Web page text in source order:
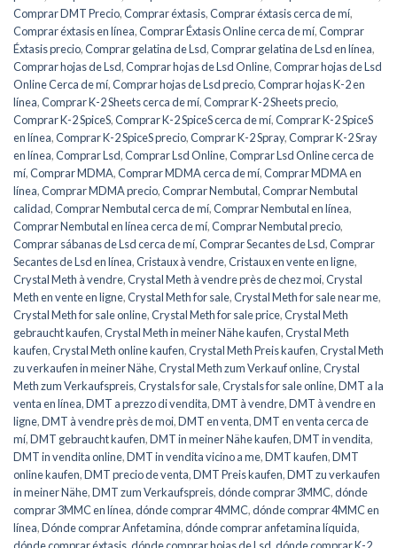
Comprar DMT Precio,Comprar éxtasis,Comprar éxtasis cerca de mí,
Comprar éxtasis en línea,Comprar Éxtasis Online cerca de mí,Comprar
Éxtasis precio,Comprar gelatina de Lsd,Comprar gelatina de Lsd en línea,
Comprar hojas de Lsd,Comprar hojas de Lsd Online,Comprar hojas de Lsd
Online Cerca de mí,Comprar hojas de Lsd precio,Comprar hojas K-2 en
línea,Comprar K-2 Sheets cerca de mí,Comprar K-2 Sheets precio,
Comprar K-2 SpiceS,Comprar K-2 SpiceS cerca de mí,Comprar K-2 SpiceS
en línea,Comprar K-2 SpiceS precio,Comprar K-2 Spray,Comprar K-2 Sray
en línea,Comprar Lsd,Comprar Lsd Online,Comprar Lsd Online cerca de
mí,Comprar MDMA,Comprar MDMA cerca de mí,Comprar MDMA en
línea,Comprar MDMA precio,Comprar Nembutal,Comprar Nembutal
calidad,Comprar Nembutal cerca de mí,Comprar Nembutal en línea,
Comprar Nembutal en línea cerca de mí,Comprar Nembutal precio,
Comprar sábanas de Lsd cerca de mí,Comprar Secantes de Lsd,Comprar
Secantes de Lsd en línea,Cristaux à vendre,Cristaux en vente en ligne,
Crystal Meth à vendre,Crystal Meth à vendre près de chez moi,Crystal
Meth en vente en ligne,Crystal Meth for sale,Crystal Meth for sale near me,
Crystal Meth for sale online,Crystal Meth for sale price,Crystal Meth
gebraucht kaufen,Crystal Meth in meiner Nähe kaufen,Crystal Meth
kaufen,Crystal Meth online kaufen,Crystal Meth Preis kaufen,Crystal Meth
zu verkaufen in meiner Nähe,Crystal Meth zum Verkauf online,Crystal
Meth zum Verkaufspreis,Crystals for sale,Crystals for sale online,DMT a la
venta en línea,DMT a prezzo di vendita,DMT à vendre,DMT à vendre en
ligne,DMT à vendre près de moi,DMT en venta,DMT en venta cerca de
mí,DMT gebraucht kaufen,DMT in meiner Nähe kaufen,DMT in vendita,
DMT in vendita online,DMT in vendita vicino a me,DMT kaufen,DMT
online kaufen,DMT precio de venta,DMT Preis kaufen,DMT zu verkaufen
in meiner Nähe,DMT zum Verkaufspreis,dónde comprar 3MMC,dónde
comprar 3MMC en línea,dónde comprar 4MMC,dónde comprar 4MMC en
línea,Dónde comprar Anfetamina,dónde comprar anfetamina líquida,